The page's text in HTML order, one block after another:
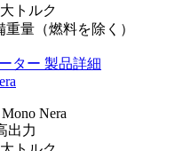
トルク
重量（燃料を除く）
ター 製品詳細
Nera
出力